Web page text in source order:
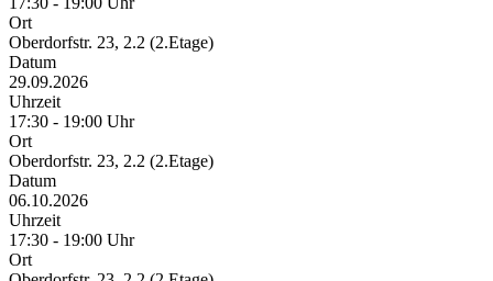
Ort
Oberdorfstr. 23, 2.2 (2.Etage)
Datum
29.09.2026
Uhrzeit
17:30 - 19:00 Uhr
Ort
Oberdorfstr. 23, 2.2 (2.Etage)
Datum
06.10.2026
Uhrzeit
17:30 - 19:00 Uhr
Ort